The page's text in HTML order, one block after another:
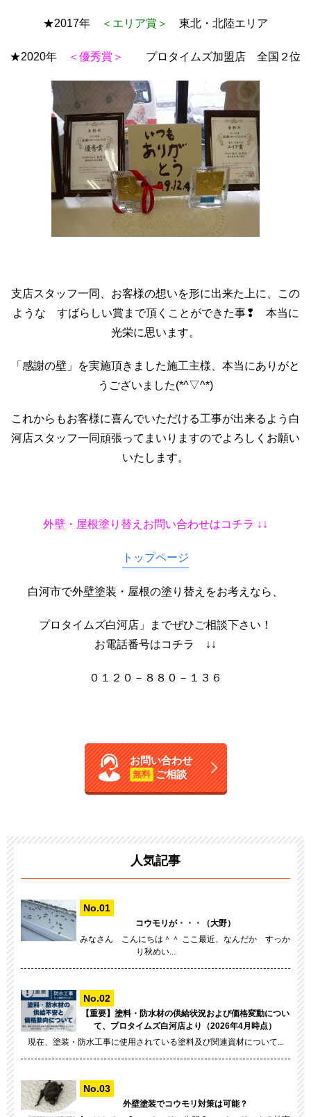
★2017年 ＜エリア賞＞ 東北・北陸エリア
★2020年 ＜優秀賞＞ プロタイムズ加盟店 全国２位
支店スタッフ一同、お客様の想いを形に出来た上に、この
ような すばらしい賞まで頂くことができた事❢ 本当に
光栄に思います。
「感謝の壁」を実施頂きました施工主様、本当にありがと
うございました(*^▽^*)
これからもお客様に喜んでいただける工事が出来るよう白
河店スタッフ一同頑張ってまいりますのでよろしくお願い
いたします。
外壁・屋根塗り替えお問い合わせはコチラ ↓↓
トップページ
白河市で外壁塗装・屋根の塗り替えをお考えなら、
プロタイムズ白河店」までぜひご相談下さい！
お電話番号はコチラ ↓↓
０１２０－８８０－１３６
お問い合わせ
無料 ご相談
人気記事
コウモリが・・・（大野）
みなさん こんにちは＾＾ ここ最近、なんだか すっか
り秋めい...
【重要】塗料・防水材の供給状況および価格変動につい
て、プロタイムズ白河店より（2026年4月時点）
現在、塗装・防水工事に使用されている塗料及び関連資材について...
外壁塗装でコウモリ対策は可能？